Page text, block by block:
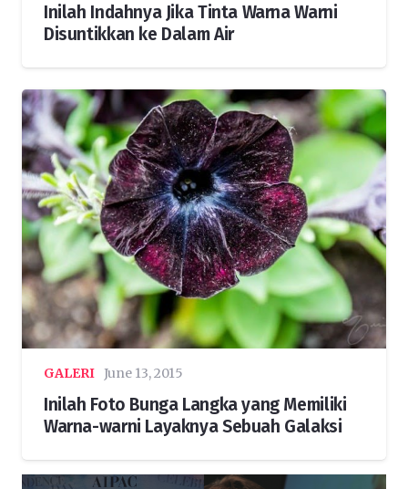
Inilah Indahnya Jika Tinta Warna Warni
Disuntikkan ke Dalam Air
GALERI June 13, 2015
Inilah Foto Bunga Langka yang Memiliki
Warna-warni Layaknya Sebuah Galaksi